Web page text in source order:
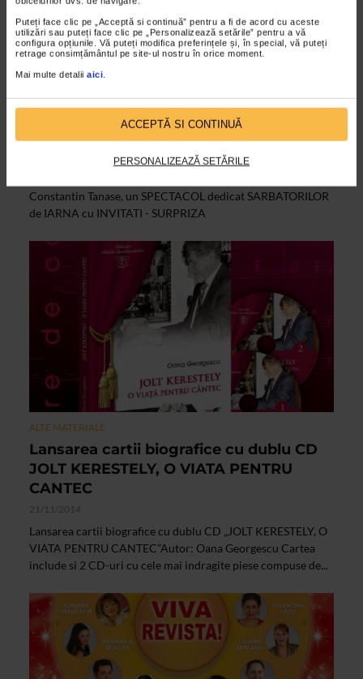
Puteți face clic pe „Acceptă si continuă” pentru a fi de acord cu aceste
utilizări sau puteți face clic pe „Personalizează setările” pentru a vă
configura opțiunile. Vă puteți modifica preferințele și, în special, vă puteți
retrage consimțământul pe site-ul nostru în orice moment.
Mai multe detalii aici
ACCEPTĂ SI CONTINUĂ
PERSONALIZEAZĂ SETĂRILE
CRACIUN LA SAVOY
Constantin Tanase, un SPECTACOL dedicat SARBATORILOR
de IARNA cu INVITATI - SURPRIZA
ALTE MATERIALE
Lansarea cartii biografice cu dublu CD
JOLT KERESTELY, O VIATA PENTRU
CANTEC
21/11/2014
Lansarea cartii biografice cu dublu CD „JOLT KERESTELY, O
VIATA PENTRU CANTEC”Autor: Oana Georgescu Cartea
include si 2 CD-uri cu cele mai indragite piese compuse de...